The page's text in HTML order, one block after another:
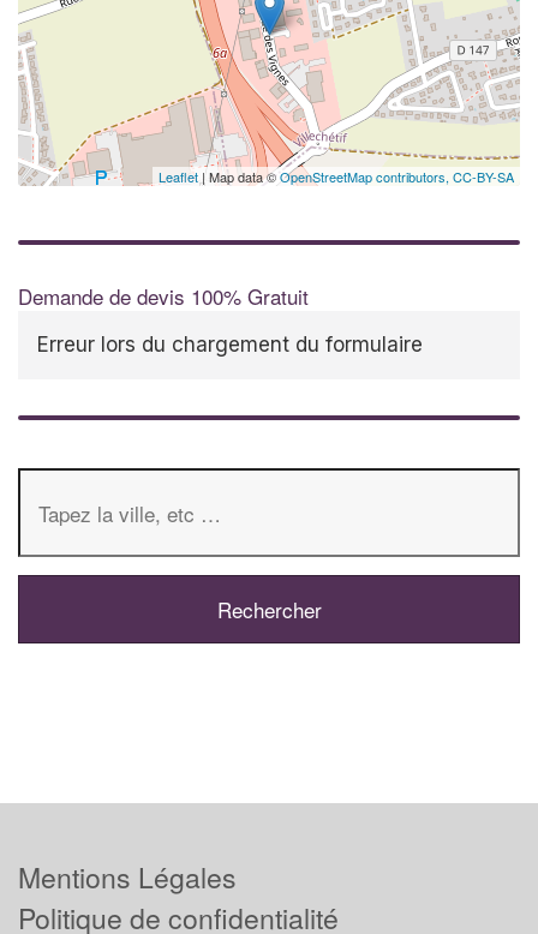
Leaflet | Map data ©OpenStreetMap contributors, CC-BY-SA
Demande de devis 100% Gratuit
Erreur lors du chargement du formulaire
Mentions Légales
Politique de confidentialité